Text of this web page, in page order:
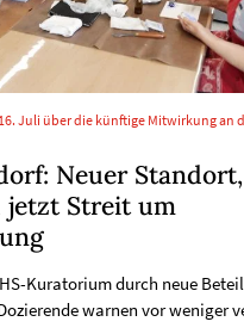
Juli über die künftige Mitwirkung an
Neuer
jetzt Streit um
Kuratorium durch neue
warnen vor weniger